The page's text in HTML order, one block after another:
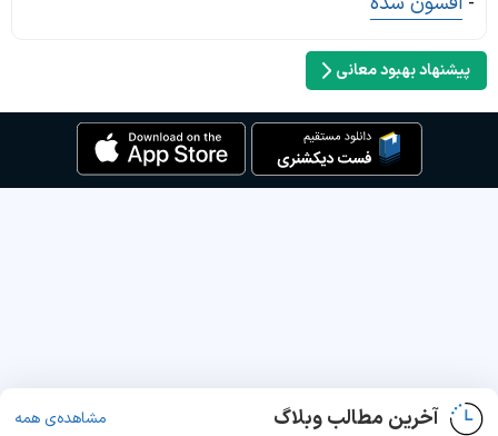
پیشنهاد بهبود معانی
آخرین مطالب وبلاگ مشاهده‌ی همه